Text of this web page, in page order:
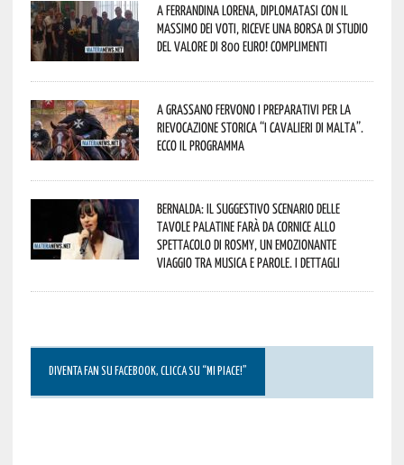
A Ferrandina Lorena, diplomatasi con il
massimo dei voti, riceve una borsa di studio
del valore di 800 euro! Complimenti
A Grassano fervono i preparativi per la
Rievocazione Storica “I CAVALIERI DI MALTA”.
Ecco il programma
Bernalda: il suggestivo scenario delle
Tavole Palatine farà da cornice allo
spettacolo di Rosmy, un emozionante
viaggio tra musica e parole. I dettagli
DIVENTA FAN SU FACEBOOK, CLICCA SU “MI PIACE!”